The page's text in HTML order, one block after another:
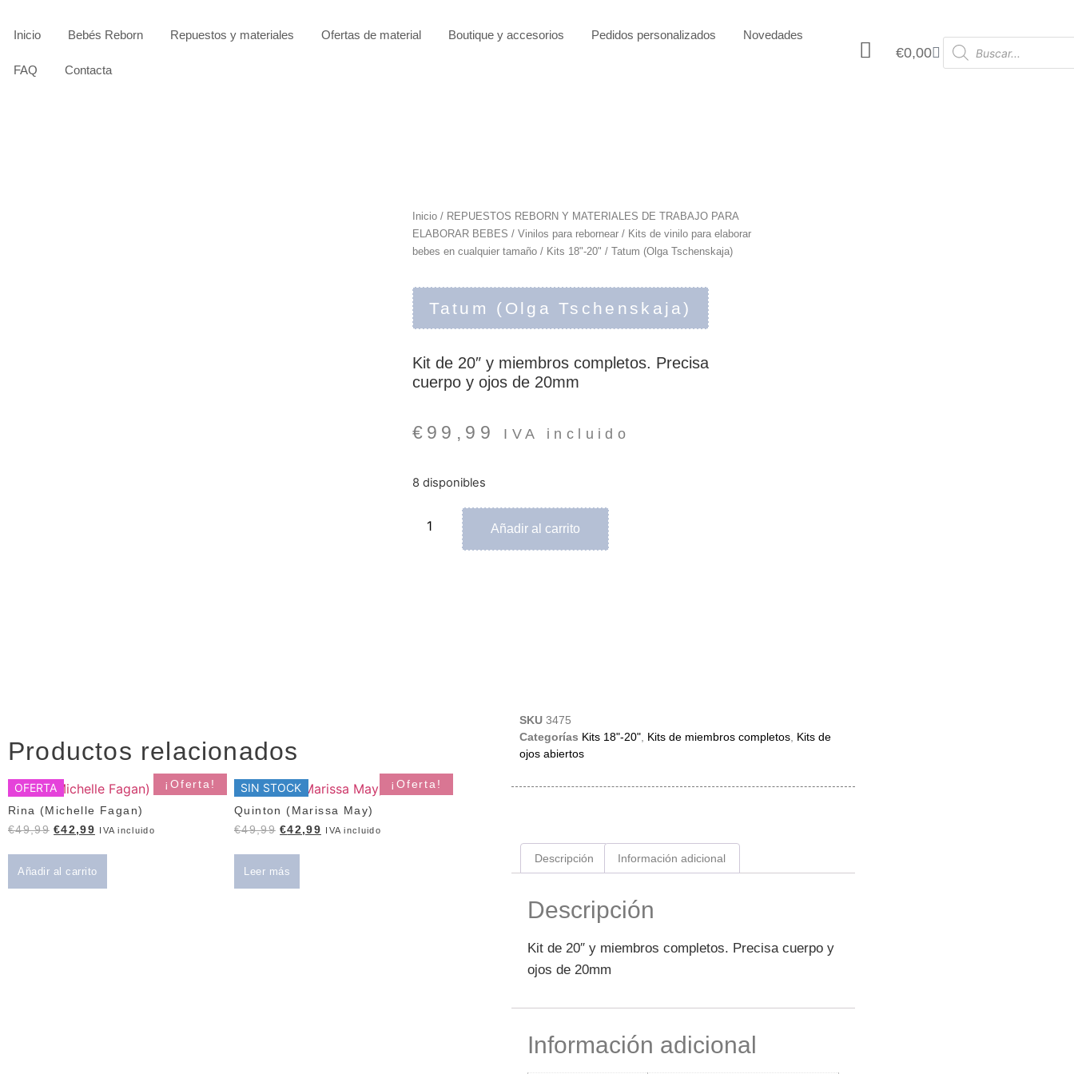
Inicio Bebés Reborn Repuestos y materiales Ofertas de material Boutique y accesorios Pedidos personalizados Novedades
FAQ Contacta
€0,00
Inicio/ REPUESTOS REBORN Y MATERIALES DE TRABAJO PARA
ELABORAR BEBES / Vinilos para rebornear/ Kits de vinilo para elaborar
bebes en cualquier tamaño/ Kits 18"-20" / Tatum (Olga Tschenskaja)
Tatum (Olga Tschenskaja)
Kit de 20″ y miembros completos. Precisa
cuerpo y ojos de 20mm
€ 99,99 IVA incluido
8 disponibles
Añadir al carrito
Productos relacionados
¡Oferta!
OFERTA
Rina (Michelle Fagan)
€49,99 €42,99 IVA incluido
Añadir al carrito
¡Oferta!
SIN STOCK
Quinton (Marissa May)
€49,99 €42,99 IVA incluido
Leer más
SKU 3475
Categorías Kits 18"-20" Kits de miembros completos Kits de
ojos abiertos
Descripción Información adicional
Descripción
Kit de 20″ y miembros completos. Precisa cuerpo y
ojos de 20mm
Información adicional